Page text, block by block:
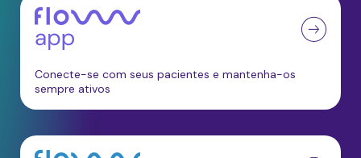
Conecte-se com seus pacientes e mantenha-os
sempre ativos